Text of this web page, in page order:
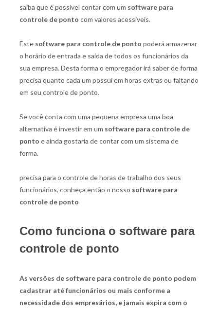
saiba que é possível contar com um software para
controle de ponto com valores acessíveis.
Este software para controle de ponto poderá armazenar
o horário de entrada e saída de todos os funcionários da
sua empresa. Desta forma o empregador irá saber de forma
precisa quanto cada um possui em horas extras ou faltando
em seu controle de ponto.
Se você conta com uma pequena empresa uma boa
alternativa é investir em um software para controle de
ponto e ainda gostaria de contar com um sistema de
forma.
precisa para o controle de horas de trabalho dos seus
funcionários, conheça então o nosso software para
controle de ponto
Como funciona o software para
controle de ponto
As versões de software para controle de ponto podem
cadastrar até funcionários ou mais conforme a
necessidade dos empresários, e jamais expira com o